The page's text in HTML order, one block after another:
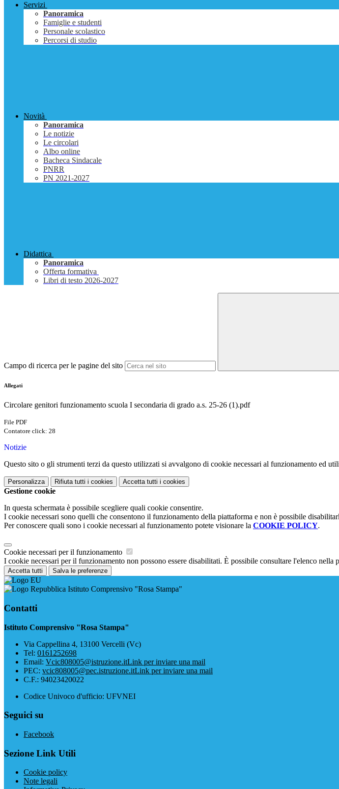
Servizi
Panoramica
Famiglie e studenti
Personale scolastico
Percorsi di studio
Novità
Panoramica
Le notizie
Le circolari
Albo online
Bacheca Sindacale
PNRR
PN 2021-2027
Didattica
Panoramica
Offerta formativa
Libri di testo 2026-2027
Campo di ricerca per le pagine del sito
Allegati
Circolare genitori funzionamento scuola I secondaria di grado a.s. 25-26 (1).pdf
File PDF
Contatore click: 28
Notizie
Questo sito o gli strumenti terzi da questo utilizzati si avvalgono di cookie necessari al funzionamento ed
Personalizza Rifiuta tutti i cookies Accetta tutti i cookies
Gestione cookie
In questa schermata è possibile scegliere quali cookie consentire.
I cookie necessari sono quelli che consentono il funzionamento della piattaforma e non è possibile
Per conoscere quali sono i cookie necessari al funzionamento potete visionare la COOKIE POLICY.
Cookie necessari per il funzionamento
I cookie necessari per il funzionamento non possono essere disabilitati. È possibile consultare l'elenco nella
Accetta tutti Salva le preferenze
Istituto Comprensivo "Rosa Stampa"
Contatti
Istituto Comprensivo "Rosa Stampa"
Via Cappellina 4, 13100 Vercelli (Vc)
Tel: 0161252698
Email: Vcic808005@istruzione.itLink per inviare una mail
PEC: vcic808005@pec.istruzione.itLink per inviare una mail
C.F.: 94023420022
Codice Univoco d'ufficio: UFVNEI
Seguici su
Facebook
Sezione Link Utili
Cookie policy
Note legali